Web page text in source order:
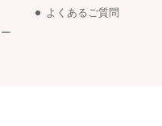
よくあるご質問